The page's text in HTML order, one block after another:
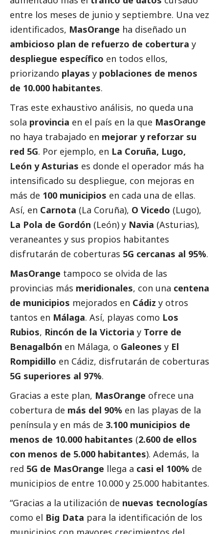
entre los meses de junio y septiembre. Una vez
identificados, MasOrange ha diseñado un
ambicioso plan de refuerzo de cobertura y
despliegue específico en todos ellos,
priorizando playas y poblaciones de menos
de 10.000 habitantes.
Tras este exhaustivo análisis, no queda una
sola provincia en el país en la que MasOrange
no haya trabajado en mejorar y reforzar su
red 5G. Por ejemplo, en La Coruña, Lugo,
León y Asturias es donde el operador más ha
intensificado su despliegue, con mejoras en
más de 100 municipios en cada una de ellas.
Así, en Carnota (La Coruña), O Vicedo (Lugo),
La Pola de Gordón (León) y Navia (Asturias),
veraneantes y sus propios habitantes
disfrutarán de coberturas 5G cercanas al 95%.
MasOrange tampoco se olvida de las
provincias más meridionales, con una centena
de municipios mejorados en Cádiz y otros
tantos en Málaga. Así, playas como Los
Rubios, Rincón de la Victoria y Torre de
Benagalbón en Málaga, o Galeones y El
Rompidillo en Cádiz, disfrutarán de coberturas
5G superiores al 97%.
Gracias a este plan, MasOrange ofrece una
cobertura de más del 90% en las playas de la
península y en más de 3.100 municipios de
menos de 10.000 habitantes (2.600 de ellos
con menos de 5.000 habitantes). Además, la
red 5G de MasOrange llega a casi el 100% de
municipios de entre 10.000 y 25.000 habitantes.
“Gracias a la utilización de nuevas tecnologías
como el Big Data para la identificación de los